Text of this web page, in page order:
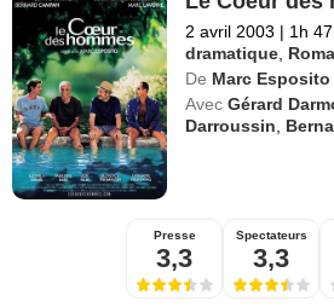
2 avril 2003 | 1h
dramatique
De Marc Esposito
Avec Gérard
Darroussin
Presse
3,3
Spectateurs
3,3